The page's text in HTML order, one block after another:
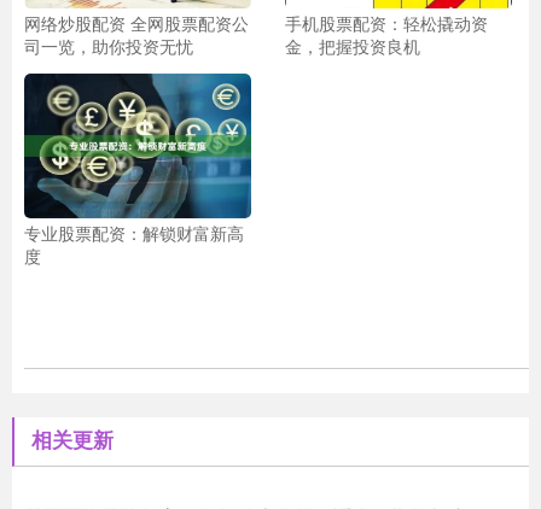
网络炒股配资 全网股票配资公
司一览，助你投资无忧
手机股票配资：轻松撬动资
金，把握投资良机
专业股票配资：解锁财富新高
度
相关更新